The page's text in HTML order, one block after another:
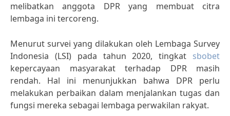
melibatkan anggota DPR yang membuat citra
lembaga ini tercoreng.
Menurut survei yang dilakukan oleh Lembaga Survey
Indonesia (LSI) pada tahun 2020, tingkat sbobet
kepercayaan masyarakat terhadap DPR masih
rendah. Hal ini menunjukkan bahwa DPR perlu
melakukan perbaikan dalam menjalankan tugas dan
fungsi mereka sebagai lembaga perwakilan rakyat.